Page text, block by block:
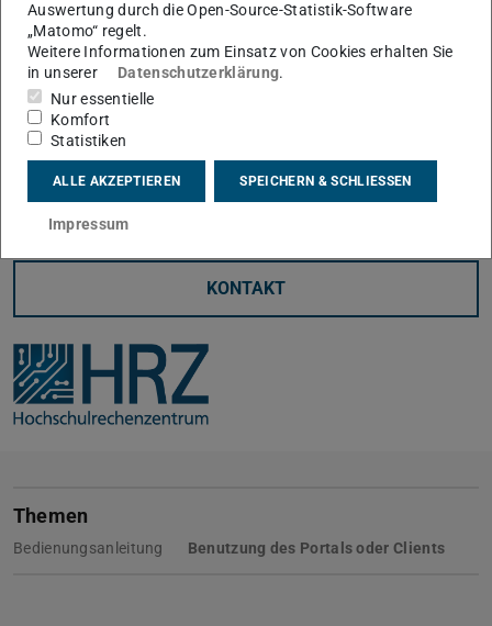
News
Bleiben Sie informiert
KONTAKT
Themen
Bedienungsanleitung Benutzung des Portals oder Clients
Auswertung durch die Open-Source-Statistik-Software
„Matomo“ regelt.
Weitere Informationen zum Einsatz von Cookies erhalten Sie
in unserer
Datenschutzerklärung.
Nur essentielle
Komfort
Statistiken
ALLE AKZEPTIEREN SPEICHERN & SCHLIESSEN
Impressum